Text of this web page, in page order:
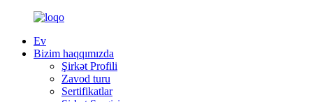
Ev
Bizim haqqımızda
Şirkət Profili
Zavod turu
Sertifikatlar